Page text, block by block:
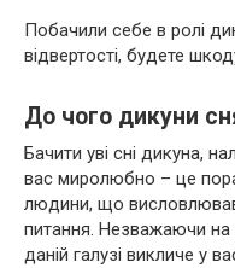
Побачили себе в ролі
відвертості, будете
До чого дикуни
Бачити уві сні дикуна,
вас миролюбно – це
людини, що
питання. Незважаючи на
даній галузі викличе у